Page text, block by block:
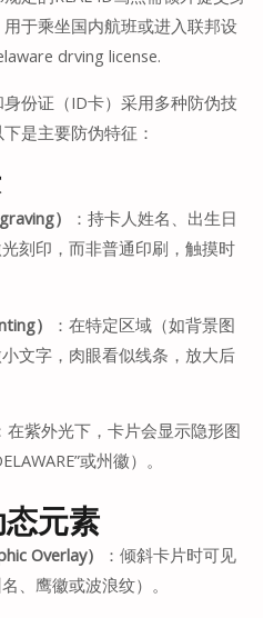
于乘坐国内航班或进入联邦设
drving license.
份证（ID卡）采用多种防伪技
是主要防伪特征：
）
：持卡人姓名、出生日
刻印，而非普通印刷，触摸时
）
：在特定区域（如背景图
文字，肉眼看似线条，放大后
在紫外光下，卡片会显示隐形图
或州徽）。
元素
Overlay）
：倾斜卡片时可见
、鹰徽或波浪纹）。